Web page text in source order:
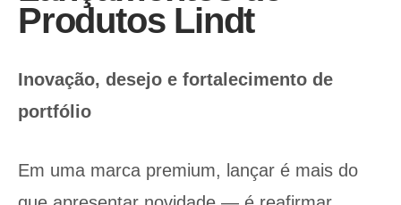
Produtos Lindt
Inovação, desejo e fortalecimento de
portfólio
Em uma marca premium, lançar é mais do